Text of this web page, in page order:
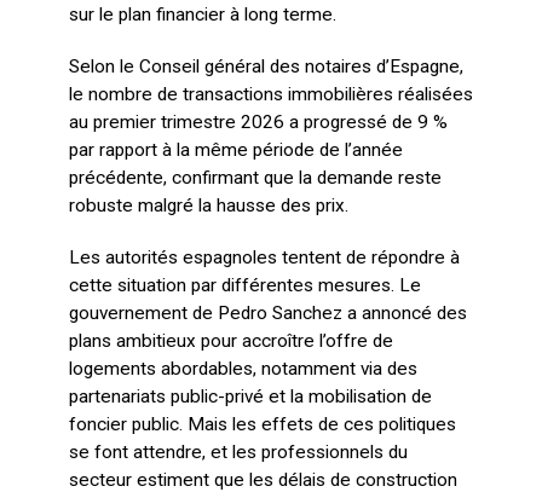
sur le plan financier à long terme.
Selon le Conseil général des notaires d’Espagne,
le nombre de transactions immobilières réalisées
au premier trimestre 2026 a progressé de 9 %
par rapport à la même période de l’année
précédente, confirmant que la demande reste
robuste malgré la hausse des prix.
Les autorités espagnoles tentent de répondre à
cette situation par différentes mesures. Le
gouvernement de Pedro Sanchez a annoncé des
plans ambitieux pour accroître l’offre de
logements abordables, notamment via des
partenariats public-privé et la mobilisation de
foncier public. Mais les effets de ces politiques
se font attendre, et les professionnels du
secteur estiment que les délais de construction